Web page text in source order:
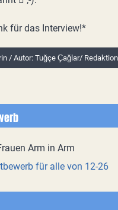
für das Interview!*
/ Autor: Tuğçe Ҫağlar/
für alle von 12-26